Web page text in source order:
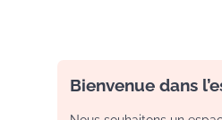
Bienvenue dans